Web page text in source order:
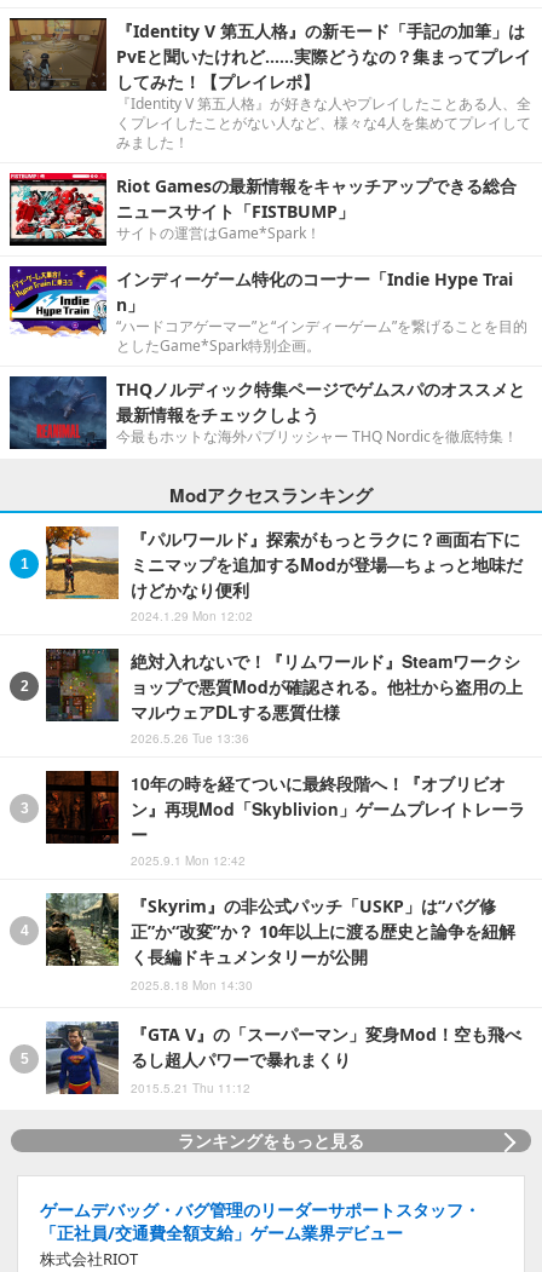
『Identity V 第五人格』の新モード「手記の加筆」は
PvEと聞いたけれど……実際どうなの？集まってプレイ
してみた！【プレイレポ】
『Identity V 第五人格』が好きな人やプレイしたことある人、全
くプレイしたことがない人など、様々な4人を集めてプレイして
みました！
Riot Gamesの最新情報をキャッチアップできる総合
ニュースサイト「FISTBUMP」
サイトの運営はGame*Spark！
インディーゲーム特化のコーナー「Indie Hype Trai
n」
“ハードコアゲーマー”と“インディーゲーム”を繋げることを目的
としたGame*Spark特別企画。
THQノルディック特集ページでゲムスパのオススメと
最新情報をチェックしよう
今最もホットな海外パブリッシャー THQ Nordicを徹底特集！
Modアクセスランキング
『パルワールド』探索がもっとラクに？画面右下に
ミニマップを追加するModが登場―ちょっと地味だ
けどかなり便利
2024.1.29 Mon 12:02
絶対入れないで！『リムワールド』Steamワークシ
ョップで悪質Modが確認される。他社から盗用の上
マルウェアDLする悪質仕様
2026.5.26 Tue 13:36
10年の時を経てついに最終段階へ！『オブリビオ
ン』再現Mod「Skyblivion」ゲームプレイトレーラ
ー
2025.9.1 Mon 12:42
『Skyrim』の非公式パッチ「USKP」は“バグ修
正”か“改変”か？ 10年以上に渡る歴史と論争を紐解
く長編ドキュメンタリーが公開
2025.8.18 Mon 14:30
『GTA V』の「スーパーマン」変身Mod！空も飛べ
るし超人パワーで暴れまくり
2015.5.21 Thu 11:12
ランキングをもっと見る
ゲームデバッグ・バグ管理のリーダーサポートスタッフ・
「正社員/交通費全額支給」ゲーム業界デビュー
株式会社RIOT